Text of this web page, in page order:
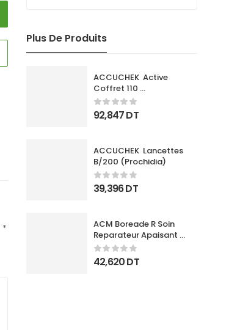
Plus De Produits
ACCUCHEK  Active
Coffret 110
Bandlettes+Appareil
92,847DT
ACCUCHEK  Lancettes
B/200 (Prochidia)
39,396DT
ACM Boreade R Soin
Reparateur Apaisant
40Ml
42,620DT
*